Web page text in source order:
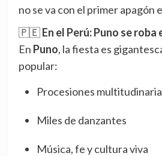
no se va con el primer apagón
🇵🇪En el Perú: Puno se roba
En Puno, la fiesta es
popular:
Procesiones
Miles de danzantes
Música, fe y cultura viva